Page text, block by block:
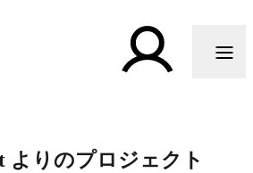
よりのプロジェクト